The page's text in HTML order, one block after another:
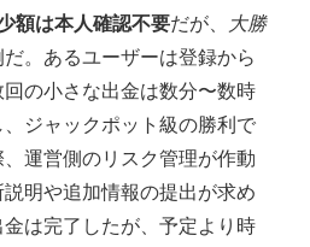
額は本人確認不要だが、
大勝
。あるユーザーは登録から
の小さな出金は数分〜数時
ジャックポット級の勝利で
運営側のリスク管理が作動
明や追加情報の提出が求め
は完了したが、予定より時